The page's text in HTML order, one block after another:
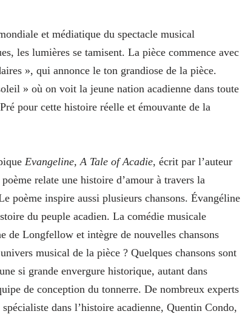
et médiatique du spectacle musical
les lumières se tamisent. La pièce commence avec
», qui annonce le ton grandiose de la pièce.
» où on voit la jeune nation acadienne dans toute
pour cette histoire réelle et émouvante de la
Evangeline, A Tale of Acadie, écrit par l’auteur
relate une histoire d’amour à travers la
poème inspire aussi plusieurs chansons. Évangéline
du peuple acadien. La comédie musicale
de Longfellow et intègre de nouvelles chansons
musical de la pièce ? Quelques chansons sont
si grande envergure historique, autant dans
de conception du tonnerre. De nombreux experts
dans l’histoire acadienne, Quentin Condo,